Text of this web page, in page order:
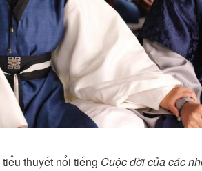
thuyết nổi tiếng Cuộc đời của các